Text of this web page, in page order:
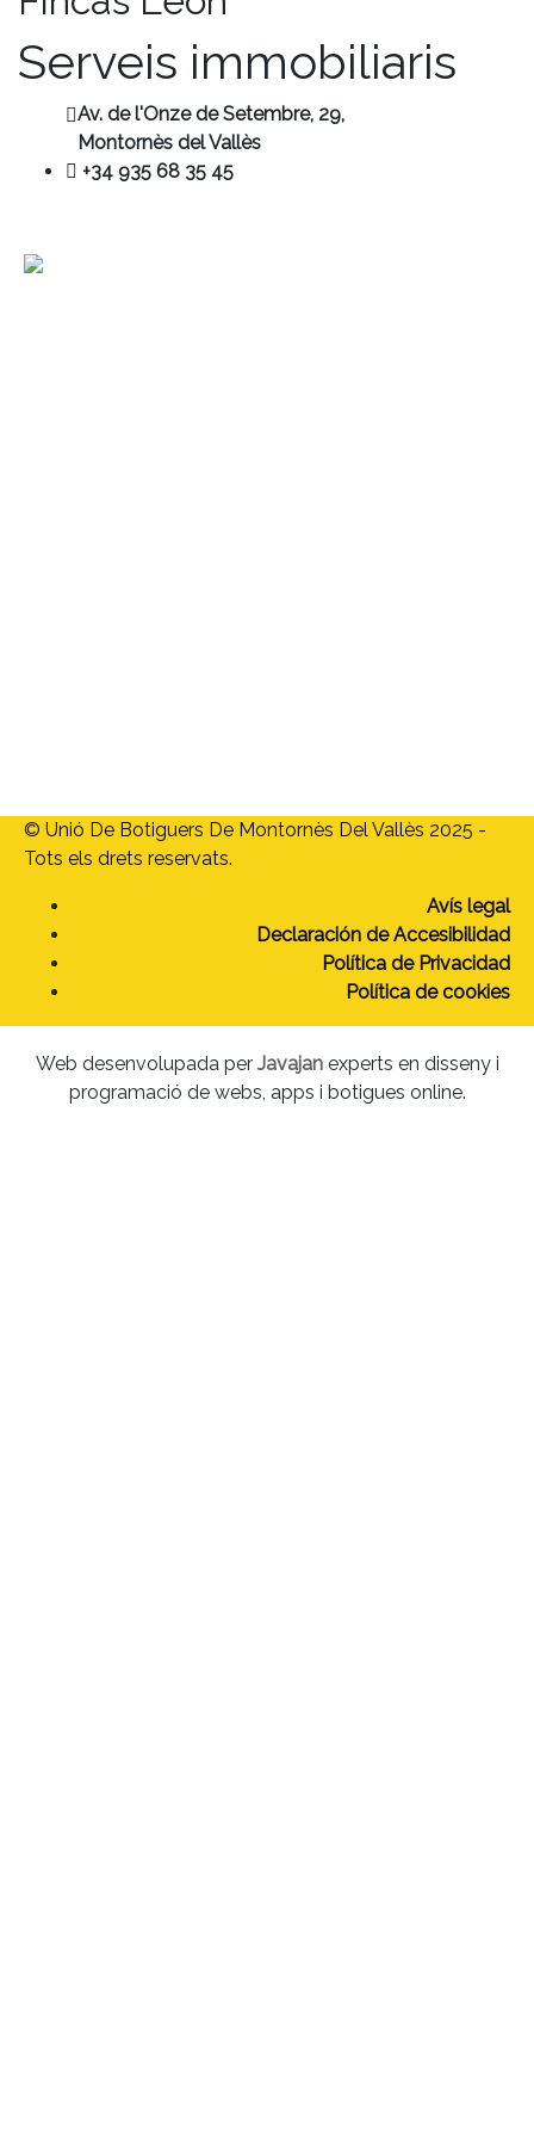
Serveis immobiliaris
Av. de l'Onze de Setembre, 29,
Montornès del Vallès
+34 935 68 35 45
© Unió De Botiguers De Montornès Del Vallès 2025 -
Tots els drets reservats.
Avís legal
Declaración de Accesibilidad
Política de Privacidad
Política de cookies
Web desenvolupada per Javajan experts en disseny i
programació de webs, apps i botigues online.